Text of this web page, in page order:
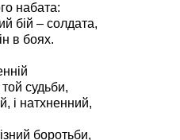
набата:
бій – солдата,
в боях.
судьби,
і натхненний,
боротьби,